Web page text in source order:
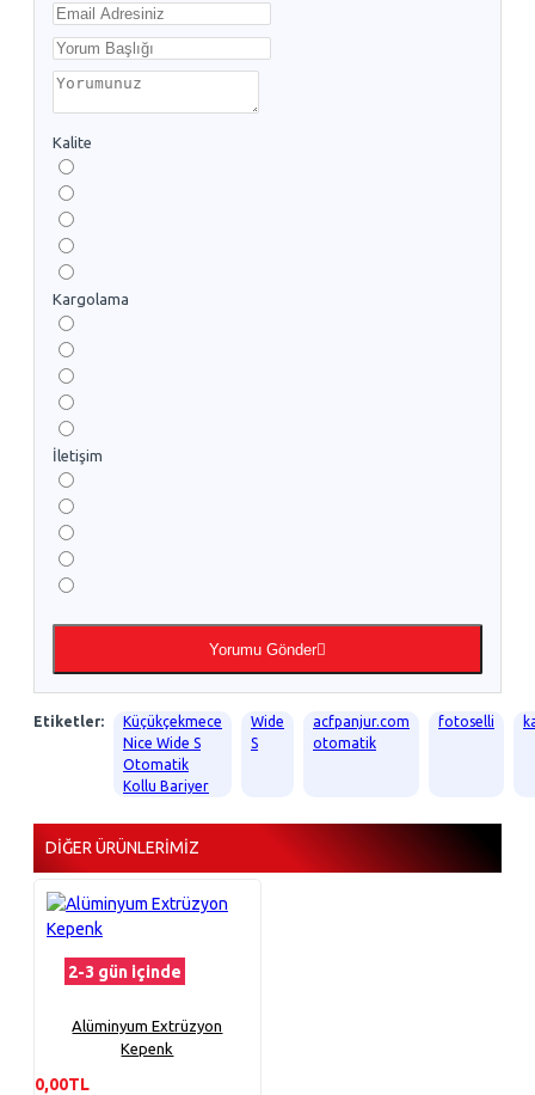
Kalite
Kargolama
İletişim
Yorumu Gönder
Etiketler:
Küçükçekmece
Nice Wide S
Otomatik
Kollu Bariyer
Wide
S
acfpanjur.com
otomatik
fotoselli
DIĞER ÜRÜNLERIMIZ
2-3 gün içinde
Alüminyum Extrüzyon
Kepenk
0,00TL